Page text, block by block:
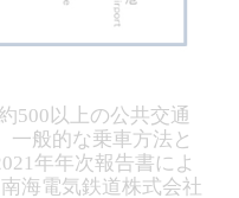
500以上の公共交通
一般的な乗車方法と
年年次報告書によ
海電気鉄道株式会社